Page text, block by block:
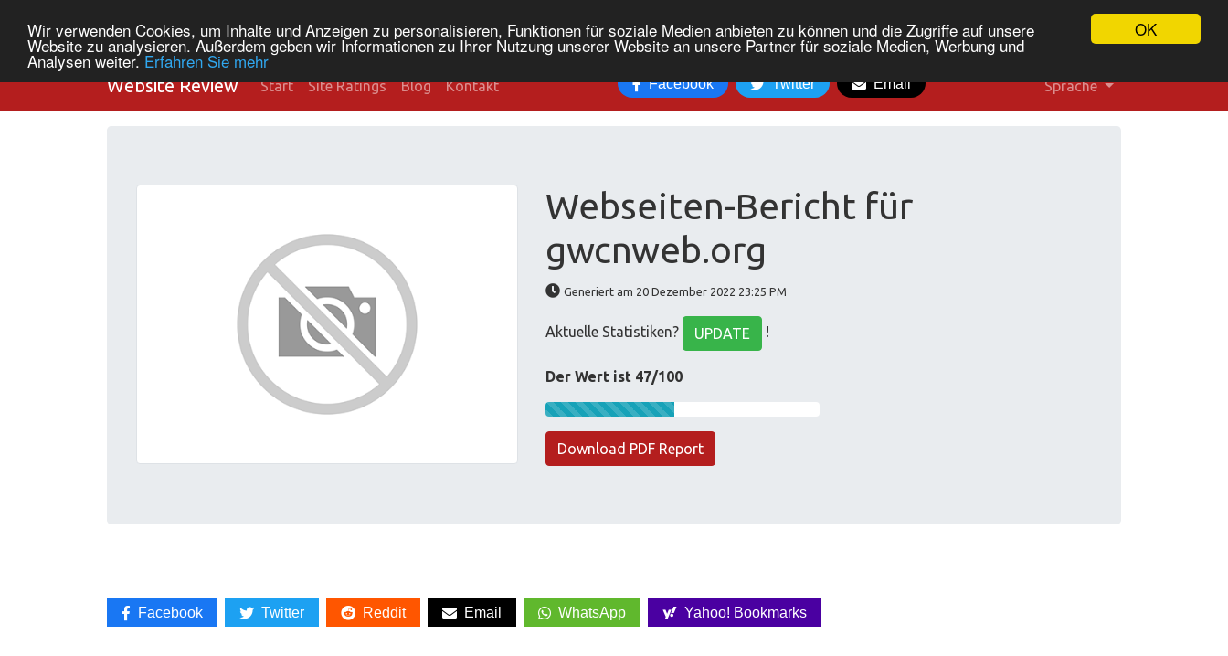
OK
Wir verwenden Cookies, um Inhalte und Anzeigen zu personalisieren, Funktionen für soziale Medien anbieten zu können und die Zugriffe auf unsere
Website zu analysieren. Außerdem geben wir Informationen zu Ihrer Nutzung unserer Website an unsere Partner für soziale Medien, Werbung und
Analysen weiter. Erfahren Sie mehr
Website Review Start Site Ratings Blog Kontakt Facebook Twitter Email Sprache
Webseiten-Bericht für
gwcnweb.org
Generiert am 20 Dezember 2022 23:25 PM
Aktuelle Statistiken? UPDATE !
Der Wert ist 47/100
Download PDF Report
Facebook Twitter Reddit Email WhatsApp Yahoo! Bookmarks